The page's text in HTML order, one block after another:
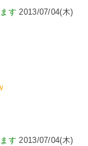
す 2013/07/04(木)
す 2013/07/04(木)